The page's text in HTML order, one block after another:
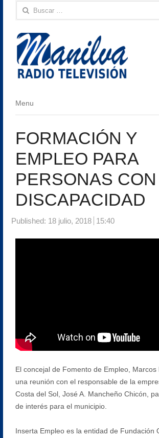
Buscar:
Menu
Menu
FORMACIÓN Y
EMPLEO PARA
PERSONAS CON
DISCAPACIDAD
Published: 18 julio, 2018 15:40
El concejal de Fomento de Empleo, Marcos
una reunión con el responsable de la
Costa del Sol, José A. Mancheño Chicón,
de interés para el municipio.
Inserta Empleo es la entidad de Fundación